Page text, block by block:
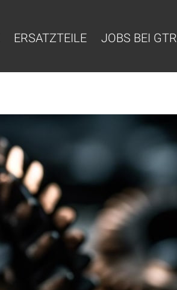
ERSATZTEILE JOBS BEI GTR